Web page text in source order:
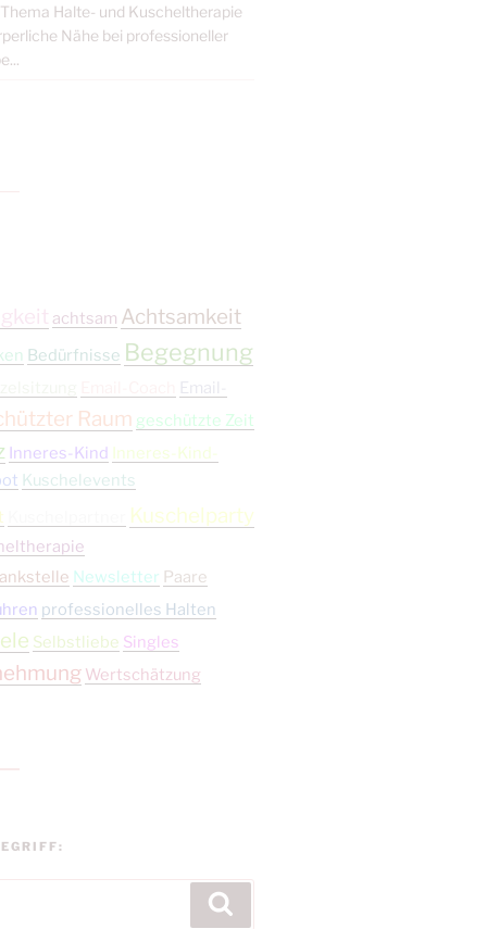
Halte- und Kuscheltherapie
Nähe bei professioneller
achtsam Achtsamkeit
Bedürfnisse Begegnung
Email-
Raum geschützte Zeit
Inneres-Kind Inneres-Kind-
Kuschelevents
Kuschelparty
Newsletter Paare
professionelles Halten
Selbstliebe Singles
Wertschätzung